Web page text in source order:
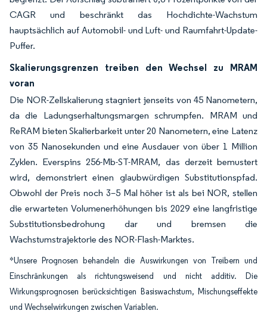
CAGR und beschränkt das Hochdichte-Wachstum
hauptsächlich auf Automobil- und Luft- und Raumfahrt-Update-
Puffer.
Skalierungsgrenzen treiben den Wechsel zu MRAM
voran
Die NOR-Zellskalierung stagniert jenseits von 45 Nanometern,
da die Ladungserhaltungsmargen schrumpfen. MRAM und
ReRAM bieten Skalierbarkeit unter 20 Nanometern, eine Latenz
von 35 Nanosekunden und eine Ausdauer von über 1 Million
Zyklen. Everspins 256-Mb-ST-MRAM, das derzeit bemustert
wird, demonstriert einen glaubwürdigen Substitutionspfad.
Obwohl der Preis noch 3–5 Mal höher ist als bei NOR, stellen
die erwarteten Volumenerhöhungen bis 2029 eine langfristige
Substitutionsbedrohung dar und bremsen die
Wachstumstrajektorie des NOR-Flash-Marktes.
*Unsere Prognosen behandeln die Auswirkungen von Treibern und
Einschränkungen als richtungsweisend und nicht additiv. Die
Wirkungsprognosen berücksichtigen Basiswachstum, Mischungseffekte
und Wechselwirkungen zwischen Variablen.